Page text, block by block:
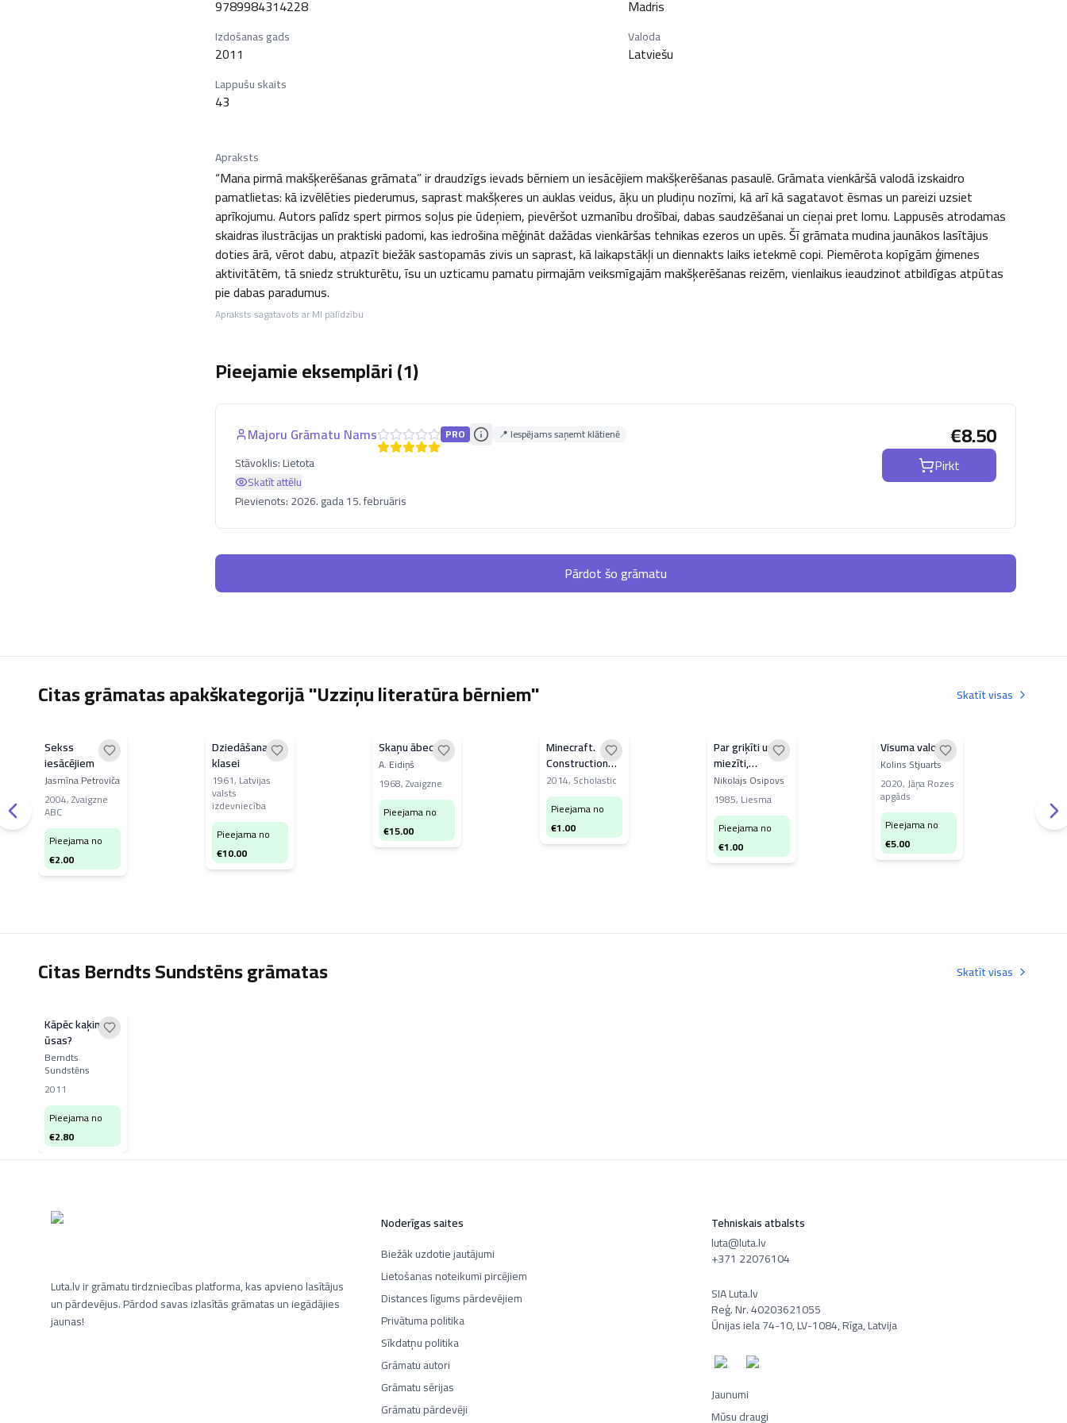
9789984314228 Madris
Izdošanas gads
2011
Valoda
Latviešu
Lappušu skaits
43
Apraksts
“Mana pirmā makšķerēšanas grāmata” ir draudzīgs ievads bērniem un iesācējiem makšķerēšanas pasaulē. Grāmata vienkāršā valodā izskaidro
pamatlietas: kā izvēlēties piederumus, saprast makšķeres un auklas veidus, āķu un pludiņu nozīmi, kā arī kā sagatavot ēsmas un pareizi uzsiet
aprīkojumu. Autors palīdz spert pirmos soļus pie ūdeņiem, pievēršot uzmanību drošībai, dabas saudzēšanai un cieņai pret lomu. Lappusēs atrodamas
skaidras ilustrācijas un praktiski padomi, kas iedrošina mēģināt dažādas vienkāršas tehnikas ezeros un upēs. Šī grāmata mudina jaunākos lasītājus
doties ārā, vērot dabu, atpazīt biežāk sastopamās zivis un saprast, kā laikapstākļi un diennakts laiks ietekmē copi. Piemērota kopīgām ģimenes
aktivitātēm, tā sniedz strukturētu, īsu un uzticamu pamatu pirmajām veiksmīgajām makšķerēšanas reizēm, vienlaikus ieaudzinot atbildīgas atpūtas
pie dabas paradumus.
Apraksts sagatavots ar MI palīdzību
Pieejamie eksemplāri (1)
Majoru Grāmatu Nams PRO 📍 Iespējams saņemt klātienē
Stāvoklis:Lietota
Skatīt attēlu
Pievienots:2026. gada 15. februāris
€8.50
Pirkt
Pārdot šo grāmatu
Citas grāmatas apakškategorijā "Uzziņu literatūra bērniem" Skatīt visas
Sekss
iesācējiem
Jasmīna Petroviča
2004,Zvaigzne
ABC
Pieejama no
€2.00
Dziedāšana V
klasei
1961, Latvijas
valsts
izdevniecība
Pieejama no
€10.00
Skaņu ābece
A. Eidiņš
1968,Zvaigzne
Pieejama no
€15.00
Minecraft.
Construction
handbook
2014, Scholastic
Pieejama no
€1.00
Par griķīti un
miezīti,
kukurūzu un
ķimenīti
Nikolajs Osipovs
1985, Liesma
Pieejama no
€1.00
Visuma valoda
Kolins Stjuarts
2020,Jāņa Rozes
apgāds
Pieejama no
€5.00
Citas Berndts Sundstēns grāmatas Skatīt visas
Kāpēc kaķim ir
ūsas?
Berndts
Sundstēns
2011
Pieejama no
€2.80
Luta.lv ir grāmatu tirdzniecības platforma, kas apvieno lasītājus
un pārdevējus. Pārdod savas izlasītās grāmatas un iegādājies
jaunas!
Noderīgas saites
Biežāk uzdotie jautājumi
Lietošanas noteikumi pircējiem
Distances līgums pārdevējiem
Privātuma politika
Sīkdatņu politika
Grāmatu autori
Grāmatu sērijas
Grāmatu pārdevēji
Tehniskais atbalsts
luta@luta.lv
+371 22076104
SIA Luta.lv
Reģ. Nr. 40203621055
Ūnijas iela 74-10, LV-1084, Rīga, Latvija
Jaunumi
Mūsu draugi